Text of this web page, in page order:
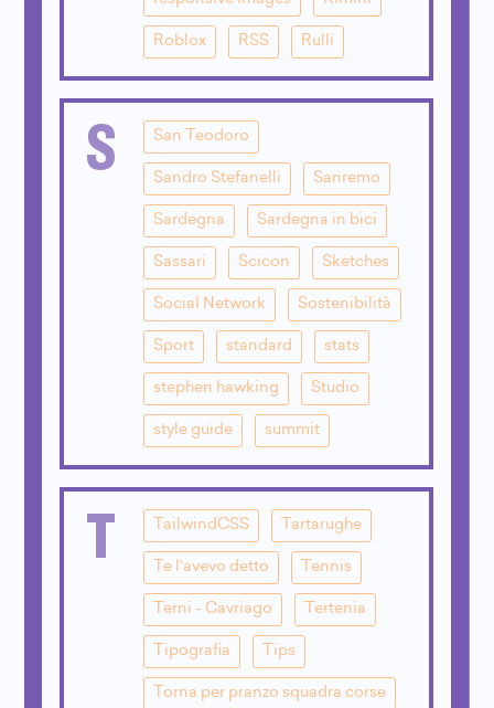
Roblox RSS Rulli
S San Teodoro
Sandro Stefanelli Sanremo
Sardegna Sardegna in bici
Sassari Scicon Sketches
Social Network Sostenibilità
Sport standard stats
stephen hawking Studio
style guide summit
T TailwindCSS Tartarughe
Te l'avevo detto Tennis
Terni - Cavriago Tertenia
Tipografia Tips
Torna per pranzo squadra corse